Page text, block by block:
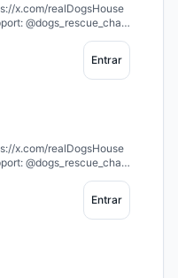
x.com/realDogsHouse
@dogs_rescue_chat
Entrar
x.com/realDogsHouse
@dogs_rescue_chat
Entrar